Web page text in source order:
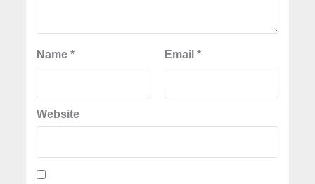
Name* Email *
Website